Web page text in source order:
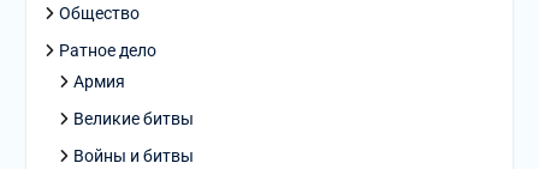
Общество
Ратное дело
Армия
Великие битвы
Войны и битвы